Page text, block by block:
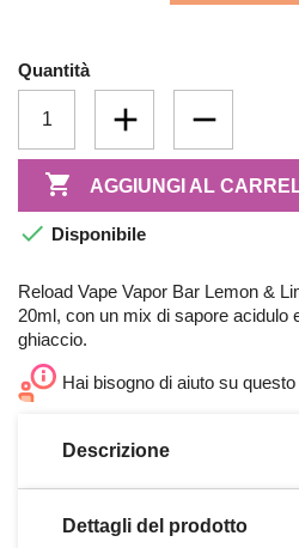
Quantità
 AGGIUNGI AL
 Disponibile
Reload Vape Vapor Bar Lemon &
20ml, con un mix di sapore acidulo
ghiaccio.
Hai bisogno di aiuto su
Descrizione
Dettagli del prodotto